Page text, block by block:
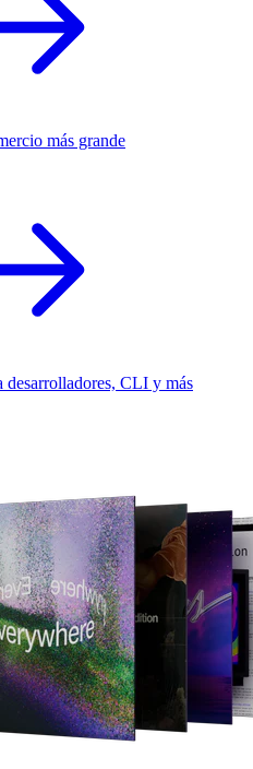
más grande
desarrolladores, CLI y más